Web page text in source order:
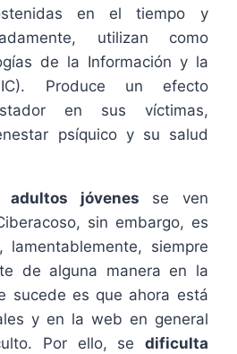
en el tiempo y
utilizan como
de la Información y la
Produce un efecto
en sus víctimas,
psíquico y su salud
jóvenes se ven
sin embargo, es
lamentablemente, siempre
de alguna manera en la
sucede es que ahora está
y en la web en general
Por ello, se dificulta